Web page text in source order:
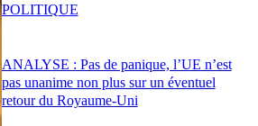
ANALYSE : Pas de panique, l’UE n’est
pas unanime non plus sur un éventuel
retour du Royaume-Uni
POLITIQUE